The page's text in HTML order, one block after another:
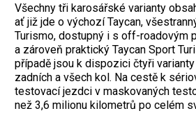
Všechny tři karosářské varianty
ať již jde o výchozí ­Taycan,
Turismo, dostupný i s off-roadovým
a zároveň praktický Taycan Sport
případě jsou k dispozici čtyři
zadních a všech kol. Na cestě k
testovací jezdci v maskovaných
než 3,6 milionu kilometrů po celém